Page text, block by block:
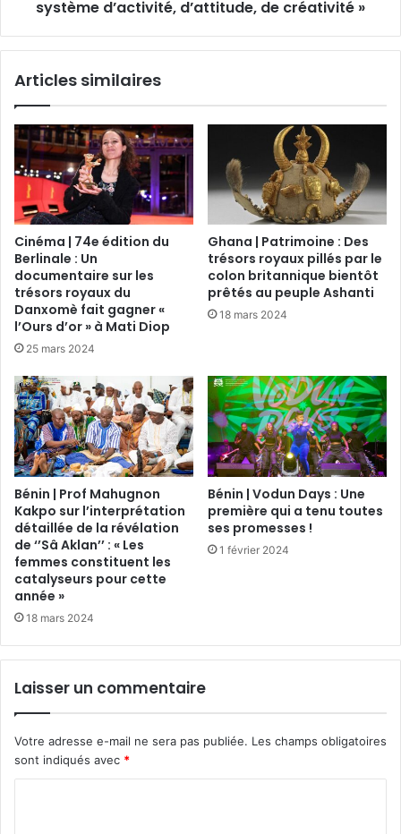
système d’activité, d’attitude, de créativité »
Articles similaires
Cinéma | 74e édition du
Berlinale : Un
documentaire sur les
trésors royaux du
Danxomè fait gagner «
l’Ours d’or » à Mati Diop
25 mars 2024
Ghana | Patrimoine : Des
trésors royaux pillés par le
colon britannique bientôt
prêtés au peuple Ashanti
18 mars 2024
Bénin | Prof Mahugnon
Kakpo sur l’interprétation
détaillée de la révélation
de ‘’Sâ Aklan’’ : « Les
femmes constituent les
catalyseurs pour cette
année »
18 mars 2024
Bénin | Vodun Days : Une
première qui a tenu toutes
ses promesses !
1 février 2024
Laisser un commentaire
Votre adresse e-mail ne sera pas publiée. Les champs obligatoires
sont indiqués avec *